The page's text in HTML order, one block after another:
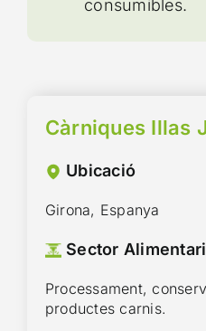
consumibles.
Càrniques Illas
Ubicació
Girona, Espanya
Sector Alimentari
Processament,
productes carnis.